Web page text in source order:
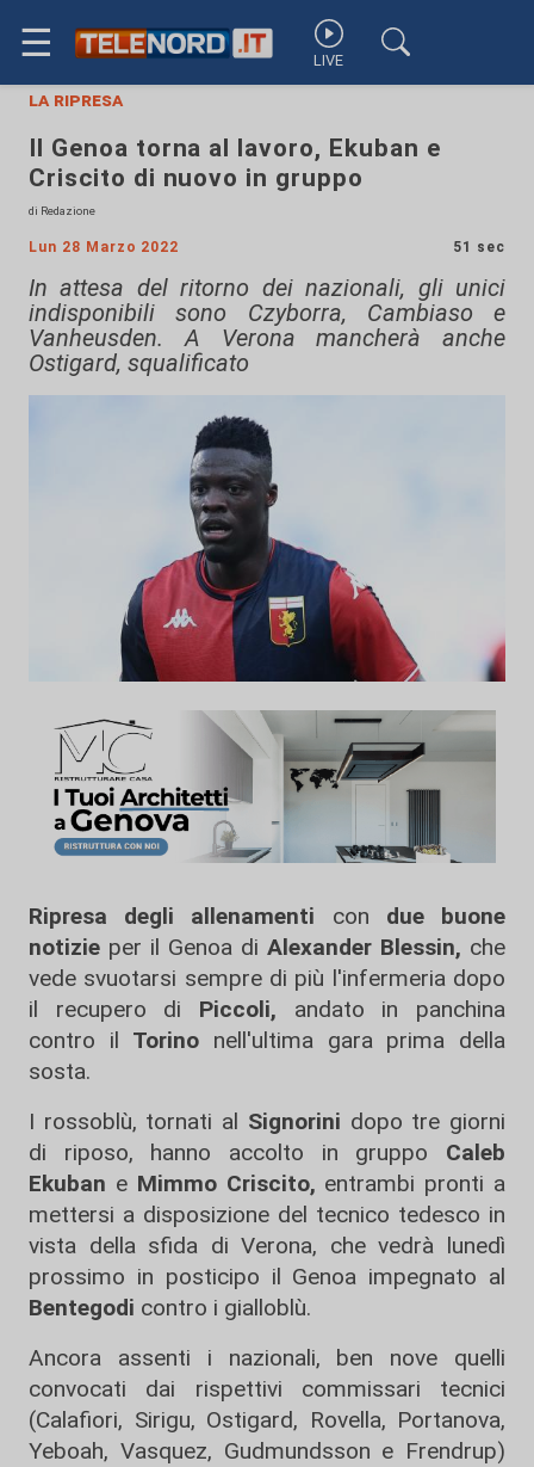
☰ LIVE
la ripresa
Il Genoa torna al lavoro, Ekuban e
Criscito di nuovo in gruppo
di Redazione
Lun 28 Marzo 2022 51 sec
In attesa del ritorno dei nazionali, gli unici
indisponibili sono Czyborra, Cambiaso e
Vanheusden. A Verona mancherà anche
Ostigard, squalificato
Ripresa degli allenamenti con due buone
notizie per il Genoa di Alexander Blessin, che
vede svuotarsi sempre di più l'infermeria dopo
il recupero di Piccoli, andato in panchina
contro il Torino nell'ultima gara prima della
sosta.
I rossoblù, tornati al Signorini dopo tre giorni
di riposo, hanno accolto in gruppo Caleb
Ekuban e Mimmo Criscito, entrambi pronti a
mettersi a disposizione del tecnico tedesco in
vista della sfida di Verona, che vedrà lunedì
prossimo in posticipo il Genoa impegnato al
Bentegodi contro i gialloblù.
Ancora assenti i nazionali, ben nove quelli
convocati dai rispettivi commissari tecnici
(Calafiori, Sirigu, Ostigard, Rovella, Portanova,
Yeboah, Vasquez, Gudmundsson e Frendrup)